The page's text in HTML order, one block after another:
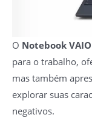
O Notebook VAIO
para o trabalho,
mas também
explorar suas
negativos.